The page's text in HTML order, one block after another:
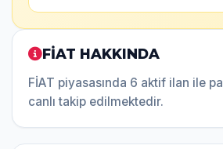
FİAT HAKKINDA
FİAT piyasasında 6 aktif ilan ile
canlı takip edilmektedir.